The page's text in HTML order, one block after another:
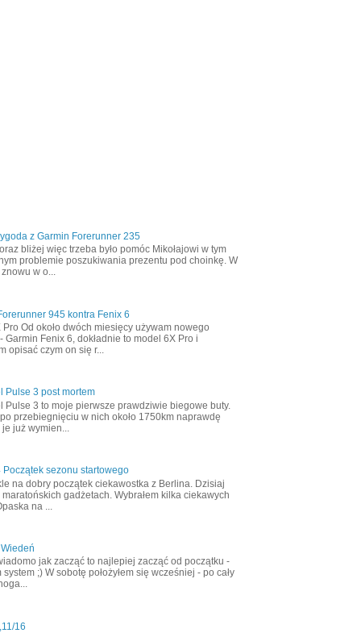
z Garmin Forerunner 235
bliżej więc trzeba było pomóc Mikołajowi w tym
problemie poszukiwania prezentu pod choinkę. W
w o...
945 kontra Fenix 6
Pro Od około dwóch miesięcy używam nowego
Garmin Fenix 6, dokładnie to model 6X Pro i
opisać czym on się r...
Pulse 3 post mortem
Pulse 3 to moje pierwsze prawdziwie biegowe buty.
przebiegnięciu w nich około 1750km naprawdę
już wymien...
Początek sezonu startowego
na dobry początek ciekawostka z Berlina. Dzisiaj
gadżetach. Wybrałem kilka ciekawych
na ...
jak zacząć to najlepiej zacząć od początku -
system ;) W sobotę położyłem się wcześniej - po cały
16